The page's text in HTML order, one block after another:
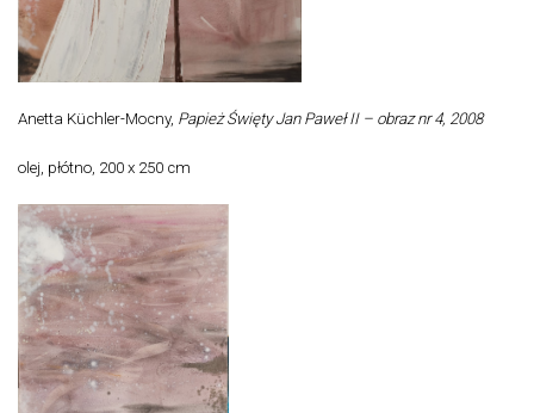
Anetta Küchler-Mocny, Papież Święty Jan Paweł II – obraz nr 4, 2008
olej, płótno, 200 x 250 cm